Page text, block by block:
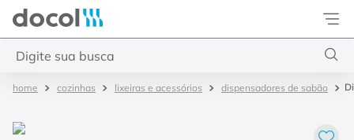
Docol
cozinhas lixeiras e acessórios dispensadores de sabão